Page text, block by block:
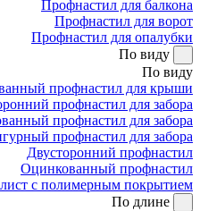
Профнастил для балкона
Профнастил для ворот
Профнастил для опалубки
По виду
По виду
профнастил для крыши
профнастил для забора
профнастил для забора
профнастил для забора
Двусторонний профнастил
Оцинкованный профнастил
с полимерным покрытием
По длине